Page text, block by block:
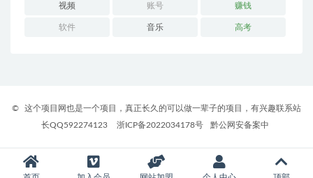
视频 账号 赚钱
软件 音乐 高考
©
这个项目网也是一个项目，真正长久的可以做一辈子的项目，有兴趣联系站
长QQ592274123
浙ICP备2022034178号 黔公网安备案中